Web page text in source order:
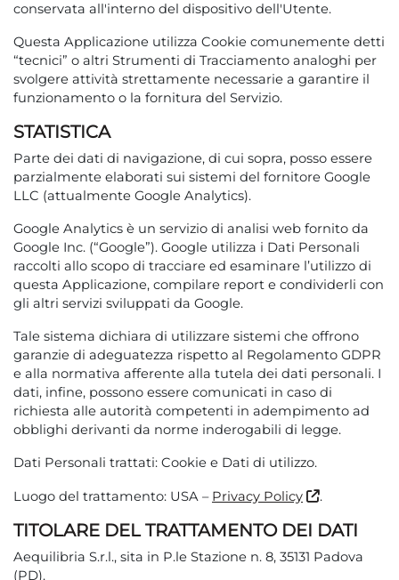
conservata all'interno del dispositivo dell'Utente.
Questa Applicazione utilizza Cookie comunemente detti
“tecnici” o altri Strumenti di Tracciamento analoghi per
svolgere attività strettamente necessarie a garantire il
funzionamento o la fornitura del Servizio.
STATISTICA
Parte dei dati di navigazione, di cui sopra, posso essere
parzialmente elaborati sui sistemi del fornitore Google
LLC (attualmente Google Analytics).
Google Analytics è un servizio di analisi web fornito da
Google Inc. (“Google”). Google utilizza i Dati Personali
raccolti allo scopo di tracciare ed esaminare l’utilizzo di
questa Applicazione, compilare report e condividerli con
gli altri servizi sviluppati da Google.
Tale sistema dichiara di utilizzare sistemi che offrono
garanzie di adeguatezza rispetto al Regolamento GDPR
e alla normativa afferente alla tutela dei dati personali. I
dati, infine, possono essere comunicati in caso di
richiesta alle autorità competenti in adempimento ad
obblighi derivanti da norme inderogabili di legge.
Dati Personali trattati: Cookie e Dati di utilizzo.
Luogo del trattamento: USA – Privacy Policy .
TITOLARE DEL TRATTAMENTO DEI DATI
Aequilibria S.r.l., sita in P.le Stazione n. 8, 35131 Padova
(PD).